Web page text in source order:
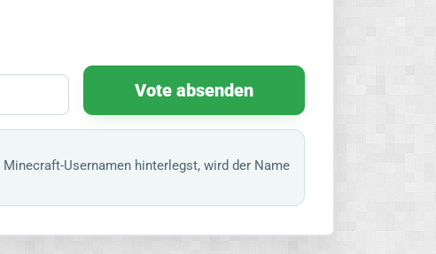
Vote absenden
Usernamen hinterlegst, wird der Name